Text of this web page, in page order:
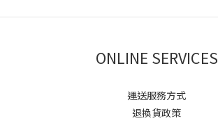
ONLINE SERVICES
運送服務方式
退換貨政策